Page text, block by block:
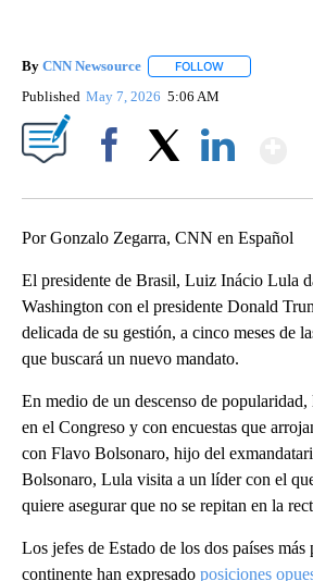
By CNN Newsource FOLLOW
Published May 7, 2026 5:06 AM
Por Gonzalo Zegarra, CNN en Español
El presidente de Brasil, Luiz Inácio Lula
Washington con el presidente Donald
delicada de su gestión, a cinco meses de
que buscará un nuevo mandato.
En medio de un descenso de
en el Congreso y con encuestas que
con Flavo Bolsonaro, hijo del
Bolsonaro, Lula visita a un líder con el
quiere asegurar que no se repitan en la
Los jefes de Estado de los dos países más
continente han expresado posiciones